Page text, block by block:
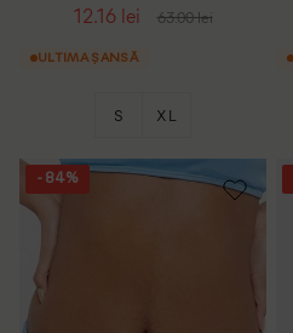
12.16 lei 63.00 lei
ULTIMA ȘANSĂ
S XL
- 84%